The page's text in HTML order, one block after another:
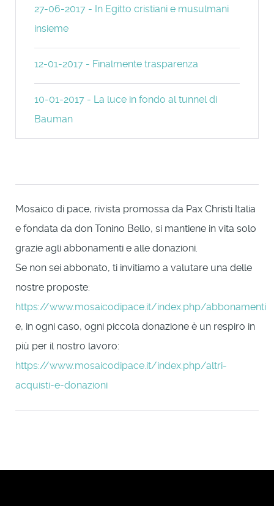
27-06-2017 - In Egitto cristiani e musulmani
insieme
12-01-2017 - Finalmente trasparenza
10-01-2017 - La luce in fondo al tunnel di
Bauman
Mosaico di pace, rivista promossa da Pax Christi Italia
e fondata da don Tonino Bello, si mantiene in vita solo
grazie agli abbonamenti e alle donazioni.
Se non sei abbonato, ti invitiamo a valutare una delle
nostre proposte:
https://www.mosaicodipace.it/index.php/abbonamenti
e, in ogni caso, ogni piccola donazione è un respiro in
più per il nostro lavoro:
https://www.mosaicodipace.it/index.php/altri-
acquisti-e-donazioni